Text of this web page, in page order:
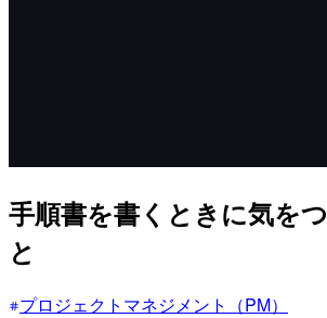
手順書を書くときに気を
と
プロジェクトマネジメント（PM）